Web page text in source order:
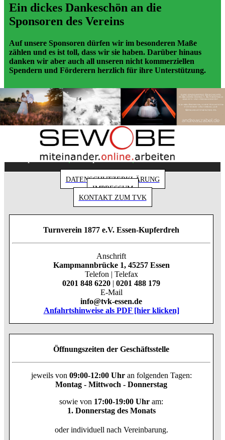
Ein dickes Dankeschön an die
Sponsoren des Vereins
Auf unsere Sponsoren dürfen wir im besonderen Maße
zählen und es ist toll, dass wir sie haben. Darüber hinaus
danken wir aber auch all unseren nicht kommerziellen
Spendern und Förderern herzlich für ihre Unterstützung.
Copyright 2018 - Turnverein 1877 e.V. Essen-
Kupferdreh
| Impressum | Datenschutz
DATENSCHUTZERKLÄRUNG
IMPRESSUM
KONTAKT ZUM TVK
Turnverein 1877 e.V. Essen-Kupferdreh
Anschrift
Kampmannbrücke 1, 45257 Essen
Telefon | Telefax
0201 848 6220 | 0201 488 179
E-Mail
info@tvk-essen.de
Anfahrtshinweise als PDF [hier klicken]
Öffnungszeiten der Geschäftsstelle
jeweils von 09:00-12:00 Uhran folgenden Tagen:
Montag - Mittwoch - Donnerstag
sowie von 17:00-19:00 Uhr am:
1. Donnerstag des Monats
oder individuell nach Vereinbarung.